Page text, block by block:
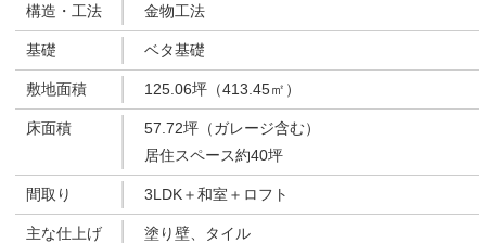
構造・工法 金物工法
基礎 ベタ基礎
敷地面積 125.06坪（413.45㎡）
床面積
57.72坪（ガレージ含む）
居住スペース約40坪
間取り 3LDK＋和室＋ロフト
主な仕上げ 塗り壁、タイル